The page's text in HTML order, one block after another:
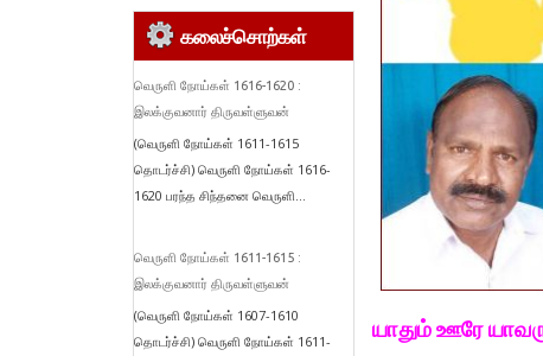
யாதும் ஊரே
கலைச்சொற்கள்
வெருளி நோய்கள் 1616-1620 :
இலக்குவனார் திருவள்ளுவன்
(வெருளி நோய்கள் 1611-1615
தொடர்ச்சி) வெருளி நோய்கள் 1616-
1620 பரந்த சிந்தனை வெருளி...
வெருளி நோய்கள் 1611-1615 :
இலக்குவனார் திருவள்ளுவன்
(வெருளி நோய்கள் 1607-1610
தொடர்ச்சி) வெருளி நோய்கள் 1611-